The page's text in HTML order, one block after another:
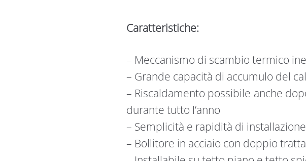
Caratteristiche:
– Meccanismo di scambio termico
– Grande capacità di accumulo del
– Riscaldamento possibile anche
durante tutto l’anno
– Semplicità e rapidità di installazione
– Bollitore in acciaio con doppio